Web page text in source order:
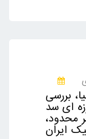
بررسی
ای سد
محدود،
ایران